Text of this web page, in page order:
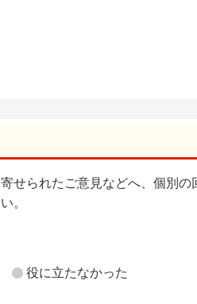
せられたご意見などへ、個別の
。
役に立たなかった